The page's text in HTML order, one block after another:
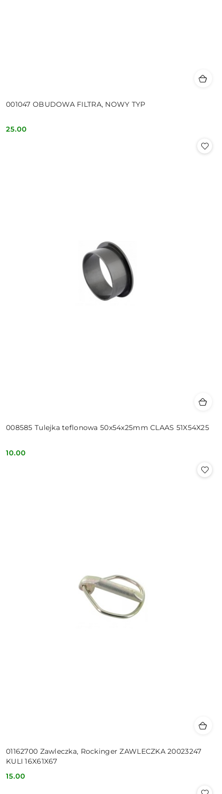
001047 OBUDOWA FILTRA, NOWY TYP
Cena:
25.00
008585 Tulejka teflonowa 50x54x25mm CLAAS 51X54X25
Cena:
10.00
01162700 Zawleczka, Rockinger ZAWLECZKA 20023247
KULI 16X61X67
Cena:
15.00